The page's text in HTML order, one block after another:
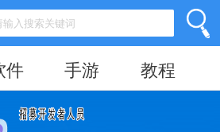
件 手游 教程